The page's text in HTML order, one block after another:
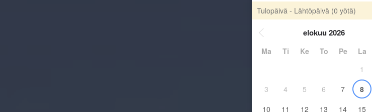
Tulopäivä - Lähtöpäivä (0 yötä)
elokuu 2026
Ma Ti Ke To Pe La
1
3
4 5 6 7 8
10
11 12 13 14 15